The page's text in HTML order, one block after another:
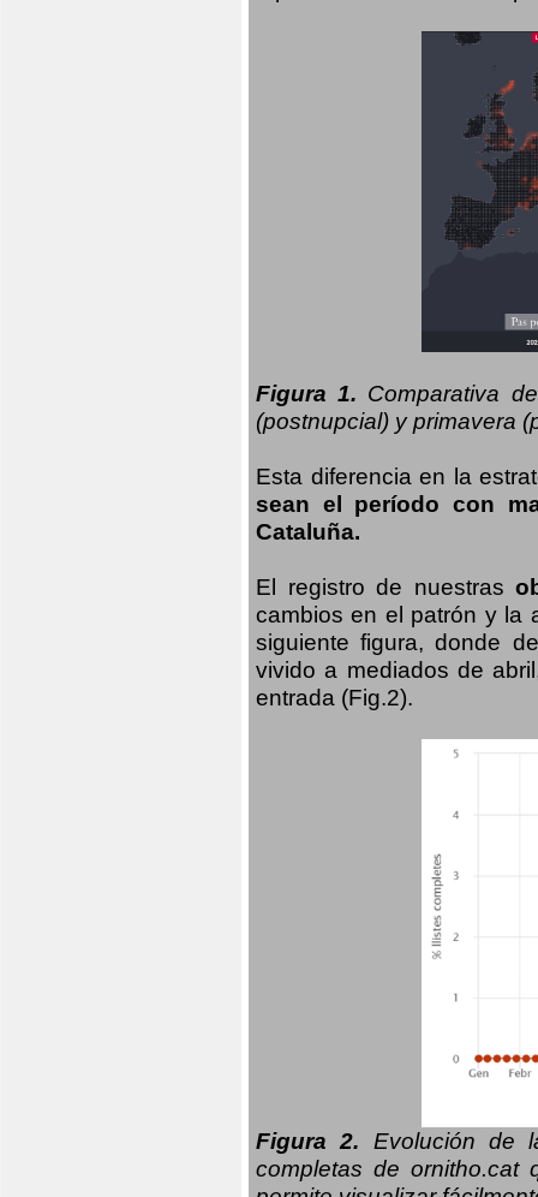
Figura 1. Comparativa
(postnupcial) y primavera
Esta diferencia en la
sean el período con
Cataluña.
El registro de nuestras
cambios en el patrón y la
siguiente figura, donde
vivido a mediados de
entrada (Fig.2).
Figura 2. Evolución de
completas de